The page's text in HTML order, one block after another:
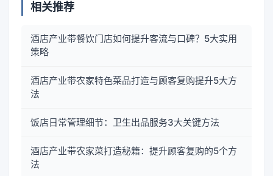
相关推荐
酒店产业带餐饮门店如何提升客流与口碑？5大实用
策略
酒店产业带农家特色菜品打造与顾客复购提升5大方
法
饭店日常管理细节：卫生出品服务3大关键方法
酒店产业带农家菜打造秘籍：提升顾客复购的5个方
法